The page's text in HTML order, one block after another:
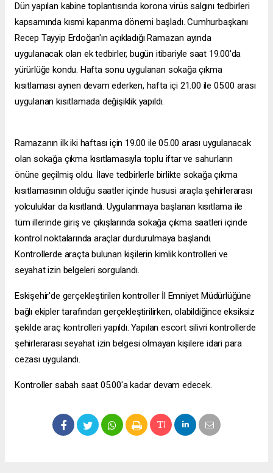
Dün yapılan kabine toplantısında korona virüs salgını tedbirleri
kapsamında kısmi kapanma dönemi başladı. Cumhurbaşkanı
Recep Tayyip Erdoğan'ın açıkladığı Ramazan ayında
uygulanacak olan ek tedbirler, bugün itibariyle saat 19.00'da
yürürlüğe kondu. Hafta sonu uygulanan sokağa çıkma
kısıtlaması aynen devam ederken, hafta içi 21.00 ile 05.00 arası
uygulanan kısıtlamada değişiklik yapıldı.
Ramazanın ilk iki haftası için 19.00 ile 05.00 arası uygulanacak
olan sokağa çıkma kısıtlamasıyla toplu iftar ve sahurların
önüne geçilmiş oldu. İlave tedbirlerle birlikte sokağa çıkma
kısıtlamasının olduğu saatler içinde hususi araçla şehirlerarası
yolculuklar da kısıtlandı. Uygulanmaya başlanan kısıtlama ile
tüm illerinde giriş ve çıkışlarında sokağa çıkma saatleri içinde
kontrol noktalarında araçlar durdurulmaya başlandı.
Kontrollerde araçta bulunan kişilerin kimlik kontrolleri ve
seyahat izin belgeleri sorgulandı.
Eskişehir'de gerçekleştirilen kontroller İl Emniyet Müdürlüğüne
bağlı ekipler tarafından gerçekleştirilirken, olabildiğince eksiksiz
şekilde araç kontrolleri yapıldı. Yapılan escort silivri kontrollerde
şehirlerarası seyahat izin belgesi olmayan kişilere idari para
cezası uygulandı.
Kontroller sabah saat 05.00'a kadar devam edecek.